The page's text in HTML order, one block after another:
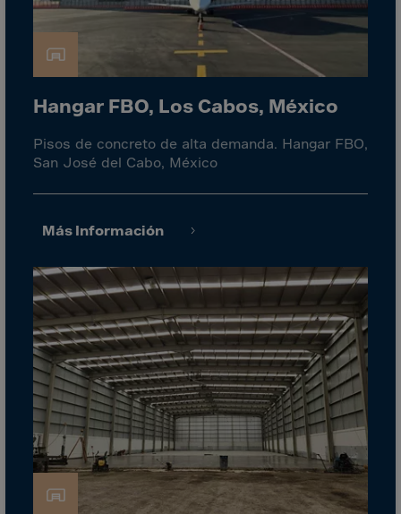
Equatorial Gui.
Eritrea
Estonia
Faroe Islands
France
Frenc.Polynesia
French Guiana
French S.Territ
Gabon
Gambia
Georgia
Germany
Ghana
Gibraltar
Hangar FBO, Los Cabos, México
Pisos de concreto de alta demanda. Hangar FBO,
San José del Cabo, México
Más Información